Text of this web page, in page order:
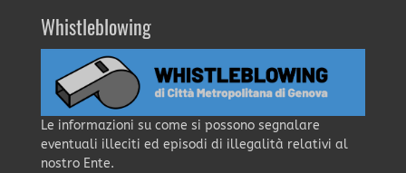
Whistleblowing
Le informazioni su come si possono segnalare
eventuali illeciti ed episodi di illegalità relativi al
nostro Ente.